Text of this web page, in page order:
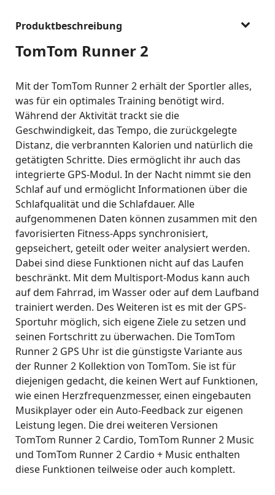
Produktbeschreibung
TomTom Runner 2
Mit der TomTom Runner 2 erhält der Sportler alles,
was für ein optimales Training benötigt wird.
Während der Aktivität trackt sie die
Geschwindigkeit, das Tempo, die zurückgelegte
Distanz, die verbrannten Kalorien und natürlich die
getätigten Schritte. Dies ermöglicht ihr auch das
integrierte GPS-Modul. In der Nacht nimmt sie den
Schlaf auf und ermöglicht Informationen über die
Schlafqualität und die Schlafdauer. Alle
aufgenommenen Daten können zusammen mit den
favorisierten Fitness-Apps synchronisiert,
gepseichert, geteilt oder weiter analysiert werden.
Dabei sind diese Funktionen nicht auf das Laufen
beschränkt. Mit dem Multisport-Modus kann auch
auf dem Fahrrad, im Wasser oder auf dem Laufband
trainiert werden. Des Weiteren ist es mit der GPS-
Sportuhr möglich, sich eigene Ziele zu setzen und
seinen Fortschritt zu überwachen. Die TomTom
Runner 2 GPS Uhr ist die günstigste Variante aus
der Runner 2 Kollektion von TomTom. Sie ist für
diejenigen gedacht, die keinen Wert auf Funktionen,
wie einen Herzfrequenzmesser, einen eingebauten
Musikplayer oder ein Auto-Feedback zur eigenen
Leistung legen. Die drei weiteren Versionen
TomTom Runner 2 Cardio, TomTom Runner 2 Music
und TomTom Runner 2 Cardio + Music enthalten
diese Funktionen teilweise oder auch komplett.